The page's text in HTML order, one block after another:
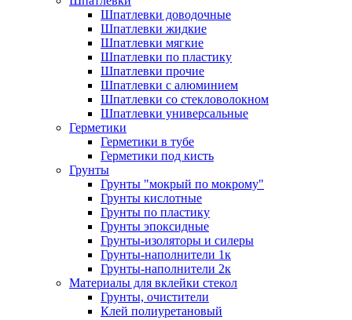
Шпатлевки доводочные
Шпатлевки жидкие
Шпатлевки мягкие
Шпатлевки по пластику
Шпатлевки прочие
Шпатлевки с алюминием
Шпатлевки со стекловолокном
Шпатлевки универсальные
Герметики
Герметики в тубе
Герметики под кисть
Грунты
Грунты "мокрый по мокрому"
Грунты кислотные
Грунты по пластику
Грунты эпоксидные
Грунты-изоляторы и силеры
Грунты-наполнители 1к
Грунты-наполнители 2к
Материалы для вклейки стекол
Грунты, очистители
Клей полиуретановый